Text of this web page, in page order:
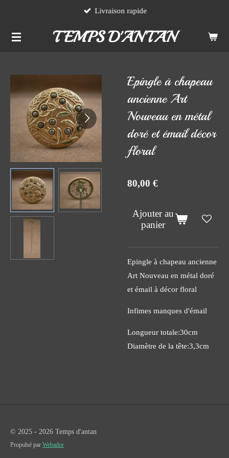
contenu
TEMPS D'ANTAN
Livraison rapide
Epingle à chapeau
ancienne Art
Nouveau en métal
doré et émail décor
floral
80,00 €
Ajouter au
panier
Epingle à chapeau ancienne
Art Nouveau en métal doré
et émail à décor floral
Infimes manques d'émail
Longueur totale:30cm
Diamètre de la tête:3,3cm
© 2025 - 2026 Temps d'antan
Propulsé par Webador